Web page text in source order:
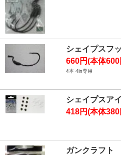
シェイプスフ
660円(本体
4本 4in専用
シェイプスア
418円(本体
ガンクラフト